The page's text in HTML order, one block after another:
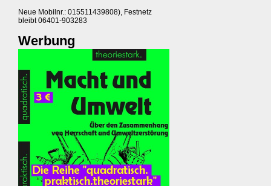
Neue Mobilnr.: 015511439808), Festnetz
bleibt 06401-903283
Werbung